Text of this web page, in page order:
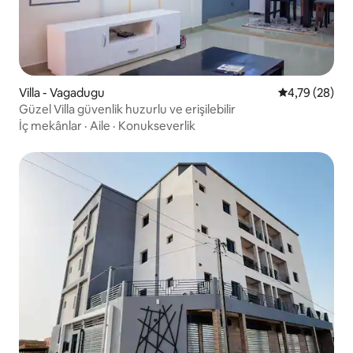
Villa - Vagadugu 5 üzerinden
4,79 (28)
Güzel Villa güvenlik huzurlu ve erişilebilir
İç mekânlar · Aile · Konukseverlik